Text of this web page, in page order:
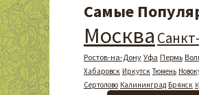
Самые
Москва
Ростов-на-Дону Уфа Пермь
Хабаровск Иркутск Тюмень
Сертолово Калининград Брянск